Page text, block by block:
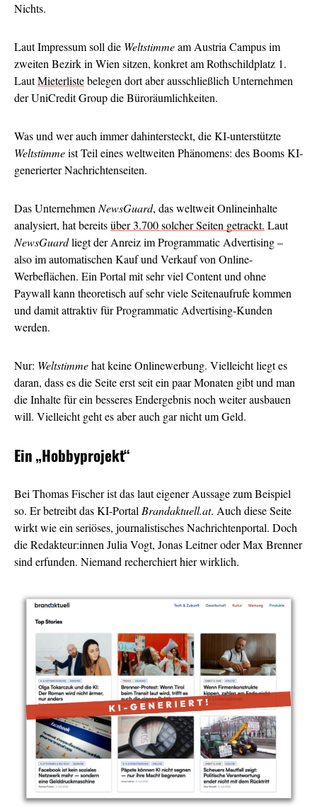
Nichts.
Laut Impressum soll die Weltstimmeam Austria Campus im
zweiten Bezirk in Wien sitzen, konkret am Rothschildplatz 1.
LautMieterlistebelegen dort aber ausschließlich Unternehmen
der UniCredit Group die Büroräumlichkeiten.
Was und wer auch immer dahintersteckt, die KI-unterstützte
Weltstimmeist Teil eines weltweiten Phänomens: des Booms KI-
generierter Nachrichtenseiten.
Das UnternehmenNewsGuard, das weltweit Onlineinhalte
analysiert, hat bereitsüber 3.700 solcher Seiten getrackt. Laut
NewsGuardliegt der Anreiz im Programmatic Advertising –
also im automatischen Kauf und Verkauf von Online-
Werbeflächen. Ein Portal mit sehr viel Content und ohne
Paywall kann theoretisch auf sehr viele Seitenaufrufe kommen
und damit attraktiv für Programmatic Advertising-Kunden
werden.
Nur: Weltstimmehat keine Onlinewerbung. Vielleicht liegt es
daran, dass es die Seite erst seit ein paar Monaten gibt und man
die Inhalte für ein besseres Endergebnis noch weiter ausbauen
will. Vielleicht geht es aber auch gar nicht um Geld.
Ein„Hobbyprojekt“
Bei Thomas Fischer ist das laut eigener Aussage zum Beispiel
so. Er betreibt das KI-PortalBrandaktuell.at. Auch diese Seite
wirkt wie ein seriöses, journalistisches Nachrichtenportal. Doch
die Redakteur:innen Julia Vogt, Jonas Leitner oder Max Brenner
sind erfunden. Niemand recherchiert hier wirklich.